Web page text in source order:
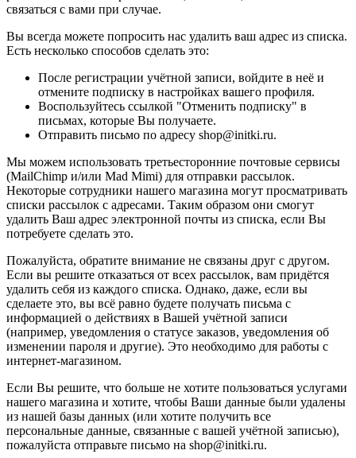
связаться с вами при случае.
Вы всегда можете попросить нас удалить ваш адрес из списка.
Есть несколько способов сделать это:
После регистрации учётной записи, войдите в неё и
отмените подписку в настройках вашего профиля.
Воспользуйтесь ссылкой "Отменить подписку" в
письмах, которые Вы получаете.
Отправить письмо по адресу shop@initki.ru.
Мы можем использовать третьесторонние почтовые сервисы
(MailChimp и/или Mad Mimi) для отправки рассылок.
Некоторые сотрудники нашего магазина могут просматривать
списки рассылок с адресами. Таким образом они смогут
удалить Ваш адрес электронной почты из списка, если Вы
потребуете сделать это.
Пожалуйста, обратите внимание не связаны друг с другом.
Если вы решите отказаться от всех рассылок, вам придётся
удалить себя из каждого списка. Однако, даже, если вы
сделаете это, вы всё равно будете получать письма с
информацией о действиях в Вашей учётной записи
(например, уведомления о статусе заказов, уведомления об
изменении пароля и другие). Это необходимо для работы с
интернет-магазином.
Если Вы решите, что больше не хотите пользоваться услугами
нашего магазина и хотите, чтобы Ваши данные были удалены
из нашей базы данных (или хотите получить все
персональные данные, связанные с вашей учётной записью),
пожалуйста отправьте письмо на shop@initki.ru.